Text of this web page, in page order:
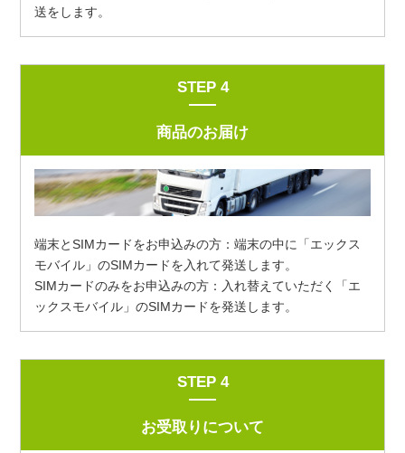
送をします。
STEP 4
商品のお届け
端末とSIMカードをお申込みの方：端末の中に「エックス
モバイル」のSIMカードを入れて発送します。
SIMカードのみをお申込みの方：入れ替えていただく「エ
ックスモバイル」のSIMカードを発送します。
STEP 4
お受取りについて